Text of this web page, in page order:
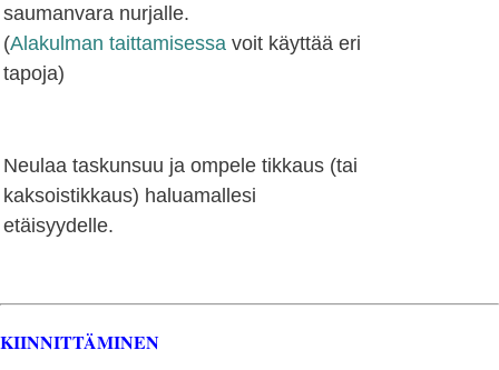
saumanvara nurjalle.
(Alakulman taittamisessa voit käyttää eri
tapoja)
Neulaa taskunsuu ja ompele tikkaus (tai
kaksoistikkaus) haluamallesi
etäisyydelle.
KIINNITTÄMINEN